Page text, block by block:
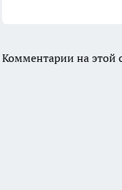
Комментарии на этой